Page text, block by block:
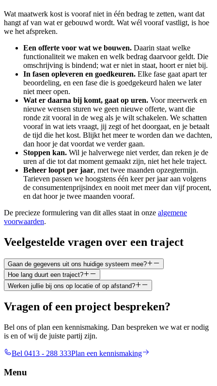
Wat maatwerk kost is vooraf niet in één bedrag te zetten, want dat
hangt af van wat er gebouwd wordt. Wat wél vooraf vastligt, is hoe
we het afspreken.
Een offerte voor wat we bouwen. Daarin staat welke
functionaliteit we maken en welk bedrag daarvoor geldt. Die
omschrijving is bindend; wat er niet in staat, hoort er niet bij.
In fasen opleveren en goedkeuren. Elke fase gaat apart ter
beoordeling, en een fase die is goedgekeurd halen we later
niet meer open.
Wat er daarna bij komt, gaat op uren. Voor meerwerk en
nieuwe wensen sturen we geen nieuwe offerte, want die
ronde zit vooral in de weg als je wilt schakelen. We schatten
vooraf in wat iets vraagt, jij zegt of het doorgaat, en je betaalt
de tijd die het kost. Blijkt het meer te worden dan we dachten,
dan hoor je dat voordat we verder gaan.
Stoppen kan. Wil je halverwege niet verder, dan reken je de
uren af die tot dat moment gemaakt zijn, niet het hele traject.
Beheer loopt per jaar, met twee maanden opzegtermijn.
Tarieven passen we hoogstens één keer per jaar aan volgens
de consumentenprijsindex en nooit met meer dan vijf procent,
en dat hoor je twee maanden vooraf.
De precieze formulering van dit alles staat in onze algemene
voorwaarden.
Veelgestelde vragen over een traject
Gaan de gegevens uit ons huidige systeem mee?
Hoe lang duurt een traject?
Werken jullie bij ons op locatie of op afstand?
Vragen of een project bespreken?
Bel ons of plan een kennismaking. Dan bespreken we wat er nodig
is en of wij de juiste partij zijn.
Bel 0413 - 288 333Plan een kennismaking
Menu